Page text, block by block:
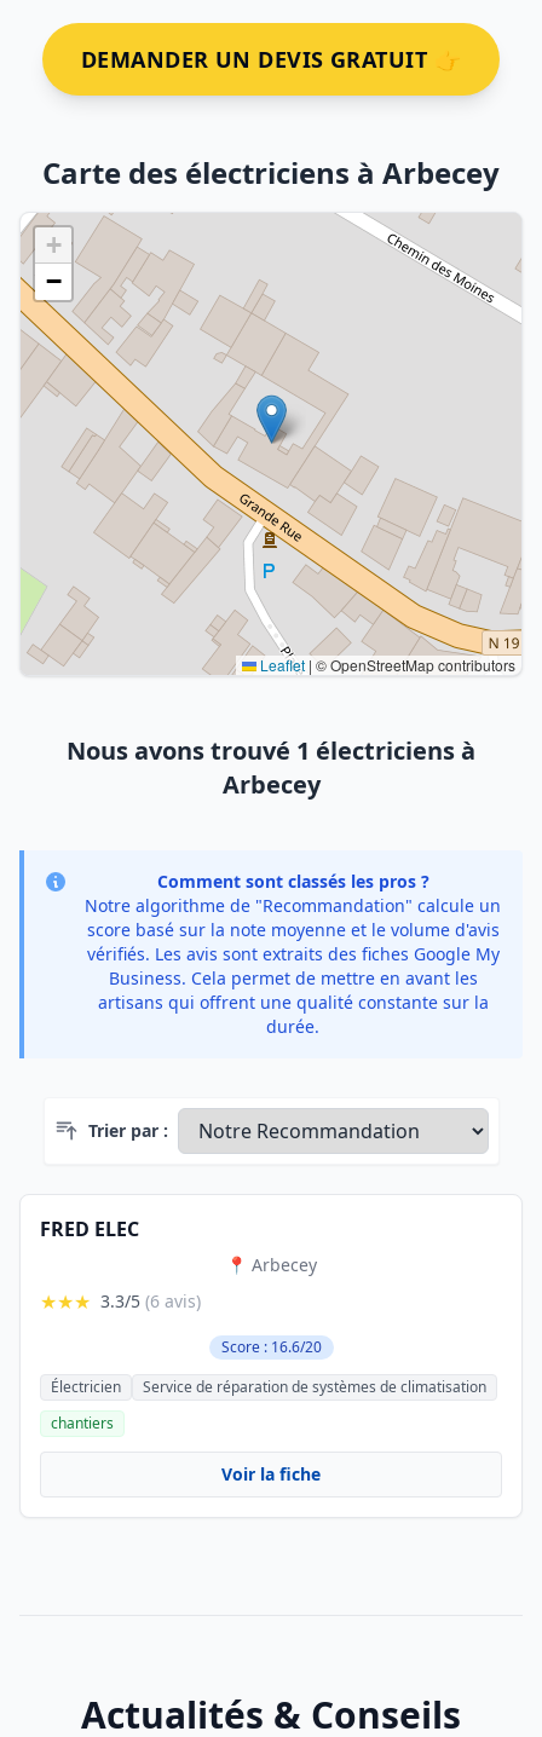
DEMANDER UN DEVIS GRATUIT 👉
Carte des électriciens à Arbecey
+
−
Leaflet | © OpenStreetMap contributors
Nous avons trouvé 1 électriciens à
Arbecey
Comment sont classés les pros ?
Notre algorithme de "Recommandation" calcule un
score basé sur la note moyenne et le volume d'avis
vérifiés. Les avis sont extraits des fiches Google My
Business. Cela permet de mettre en avant les
artisans qui offrent une qualité constante sur la
durée.
Trier par :
FRED ELEC
📍 Arbecey
★★★ 3.3/5 (6 avis)
Score : 16.6/20
Électricien
Service de réparation de systèmes de climatisation
chantiers
Voir la fiche
Actualités & Conseils